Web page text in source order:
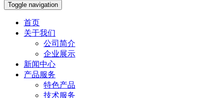
Toggle navigation
首页
关于我们
公司简介
企业展示
新闻中心
产品服务
特色产品
技术服务